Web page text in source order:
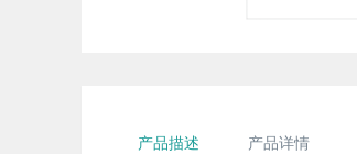
产品描述 产品详情